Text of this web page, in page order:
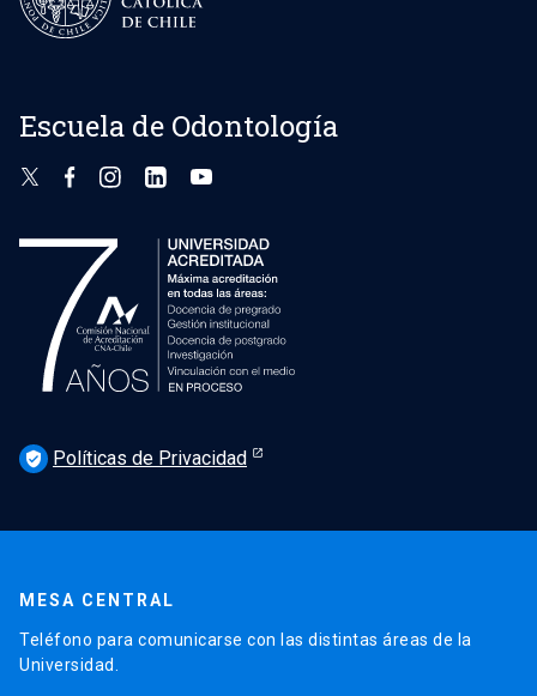
Escuela de Odontología
verified_user Políticas de Privacidad
MESA CENTRAL
Teléfono para comunicarse con las distintas áreas de la
Universidad.